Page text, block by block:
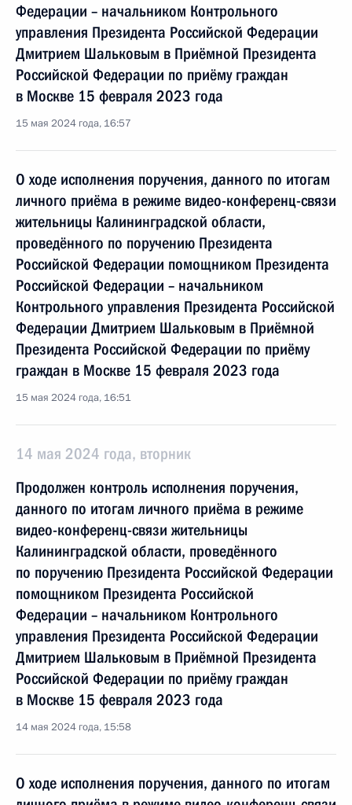
Федерации – начальником Контрольного
управления Президента Российской Федерации
Дмитрием Шальковым в Приёмной Президента
Российской Федерации по приёму граждан
в Москве 15 февраля 2023 года
15 мая 2024 года, 16:57
О ходе исполнения поручения, данного по итогам
личного приёма в режиме видео-конференц-связи
жительницы Калининградской области,
проведённого по поручению Президента
Российской Федерации помощником Президента
Российской Федерации – начальником
Контрольного управления Президента Российской
Федерации Дмитрием Шальковым в Приёмной
Президента Российской Федерации по приёму
граждан в Москве 15 февраля 2023 года
15 мая 2024 года, 16:51
14 мая 2024 года, вторник
Продолжен контроль исполнения поручения,
данного по итогам личного приёма в режиме
видео-конференц-связи жительницы
Калининградской области, проведённого
по поручению Президента Российской Федерации
помощником Президента Российской
Федерации – начальником Контрольного
управления Президента Российской Федерации
Дмитрием Шальковым в Приёмной Президента
Российской Федерации по приёму граждан
в Москве 15 февраля 2023 года
14 мая 2024 года, 15:58
О ходе исполнения поручения, данного по итогам